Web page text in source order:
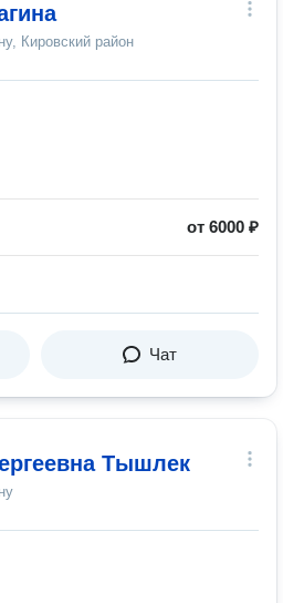
Кировский район
от 6000 ₽
Чат
Тышлек